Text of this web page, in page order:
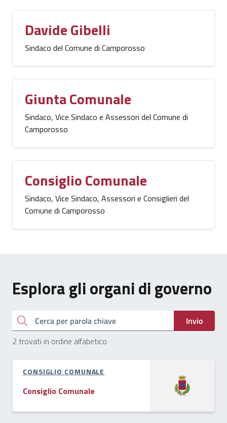
Davide Gibelli
Sindaco del Comune di Camporosso
Giunta Comunale
Sindaco, Vice Sindaco e Assessori del Comune di
Camporosso
Consiglio Comunale
Sindaco, Vice Sindaco, Assessori e Consiglieri del
Comune di Camporosso
Esplora gli organi di governo
Cerca
Invio
2 trovati in ordine alfabetico
CONSIGLIO COMUNALE
Consiglio Comunale